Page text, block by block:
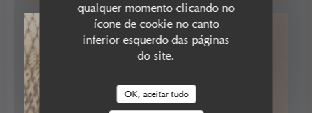
qualquer momento clicando no
ícone de cookie no canto
inferior esquerdo das páginas
do site.
OK, aceitar tudo